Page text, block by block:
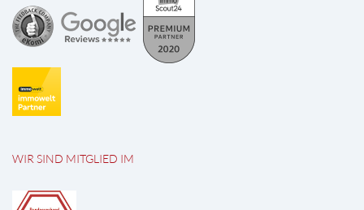
WIR SIND MITGLIED IM